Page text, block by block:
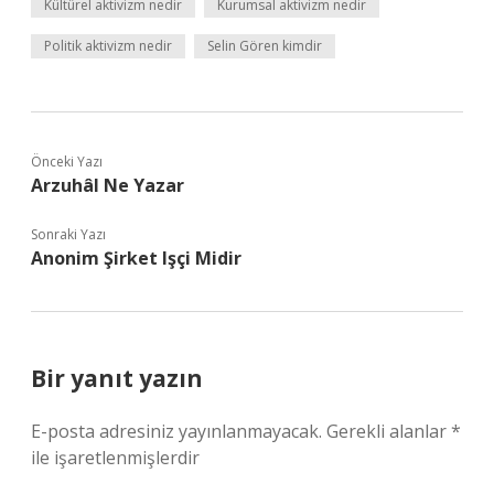
Kültürel aktivizm nedir Kurumsal aktivizm nedir
Politik aktivizm nedir Selin Gören kimdir
Önceki Yazı
Arzuhâl Ne Yazar
Sonraki Yazı
Anonim Şirket Işçi Midir
Bir yanıt yazın
E-posta adresiniz yayınlanmayacak. Gerekli alanlar*
ile işaretlenmişlerdir